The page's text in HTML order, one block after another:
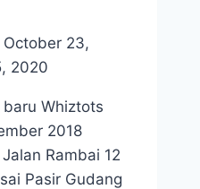
October 23,
2020
baru Whiztots
2018
Rambai 12
Pasir Gudang